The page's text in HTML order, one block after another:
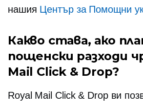
нашия Център за Помощни
Какво става, ако
пощенски разходи
Mail Click & Drop?
Royal Mail Click & Drop ви